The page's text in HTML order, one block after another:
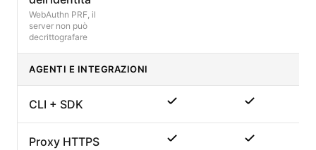
WebAuthn PRF, il
server non può
decrittografare
AGENTI E INTEGRAZIONI
CLI + SDK
Proxy HTTPS